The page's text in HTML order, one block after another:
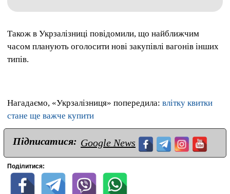
Також в Укрзалізниці повідомили, що найближчим
часом планують оголосити нові закупівлі вагонів інших
типів.
Нагадаємо, «Укрзалізниця» попередила: влітку квитки
стане ще важче купити
Підписатися: Google News
Поділитися: